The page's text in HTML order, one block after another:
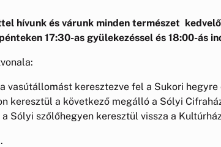
hívunk és várunk minden természet
17:30-as gyülekezéssel és 18:00-ás
vasútállomást keresztezve fel a Sukori
keresztül a következő megálló a Sólyi
Sólyi szőlőhegyen keresztül vissza a